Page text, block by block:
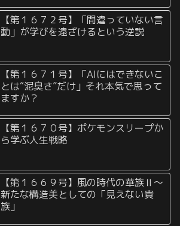
【第１６７２号】「間違っていない言
動」が学びを遠ざけるという逆説
【第１６７１号】「AIにはできないこ
とは“泥臭さ”だけ」それ本気で思って
ますか？
【第１６７０号】ポケモンスリープか
ら学ぶ人生戦略
【第１６６９号】風の時代の華族Ⅱ〜
新たな構造美としての「見えない貴
族」